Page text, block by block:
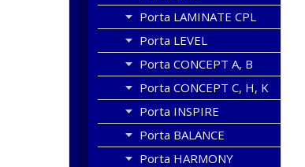
Porta LAMINATE CPL
Porta LEVEL
Porta CONCEPT A, B
Porta CONCEPT C, H, K
Porta INSPIRE
Porta BALANCE
Porta HARMONY